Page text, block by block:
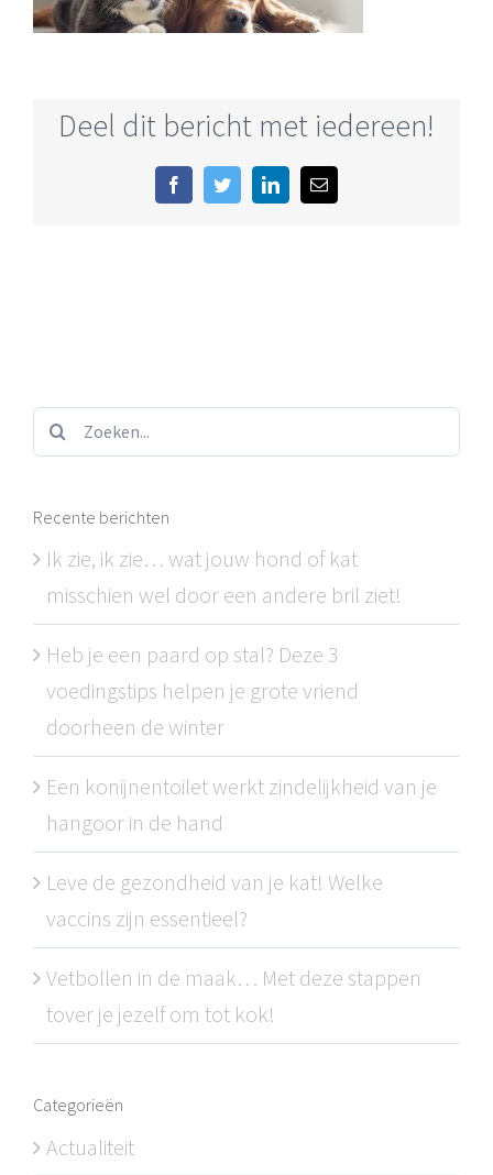
Deel dit bericht met iedereen!
FacebookTwitterLinkedIn
E-
Zoeken...
Recente berichten
Ik zie, ik zie… wat jouw hond of kat
misschien wel door een andere bril ziet!
Heb je een paard op stal? Deze 3
voedingstips helpen je grote vriend
doorheen de winter
Een konijnentoilet werkt zindelijkheid van je
hangoor in de hand
Leve de gezondheid van je kat! Welke
vaccins zijn essentieel?
Vetbollen in de maak… Met deze stappen
tover je jezelf om tot kok!
Categorieën
Actualiteit